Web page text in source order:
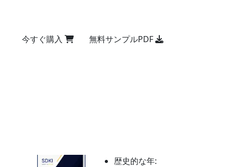
今すぐ購入 無料サンプルPDF
歴史的な年: